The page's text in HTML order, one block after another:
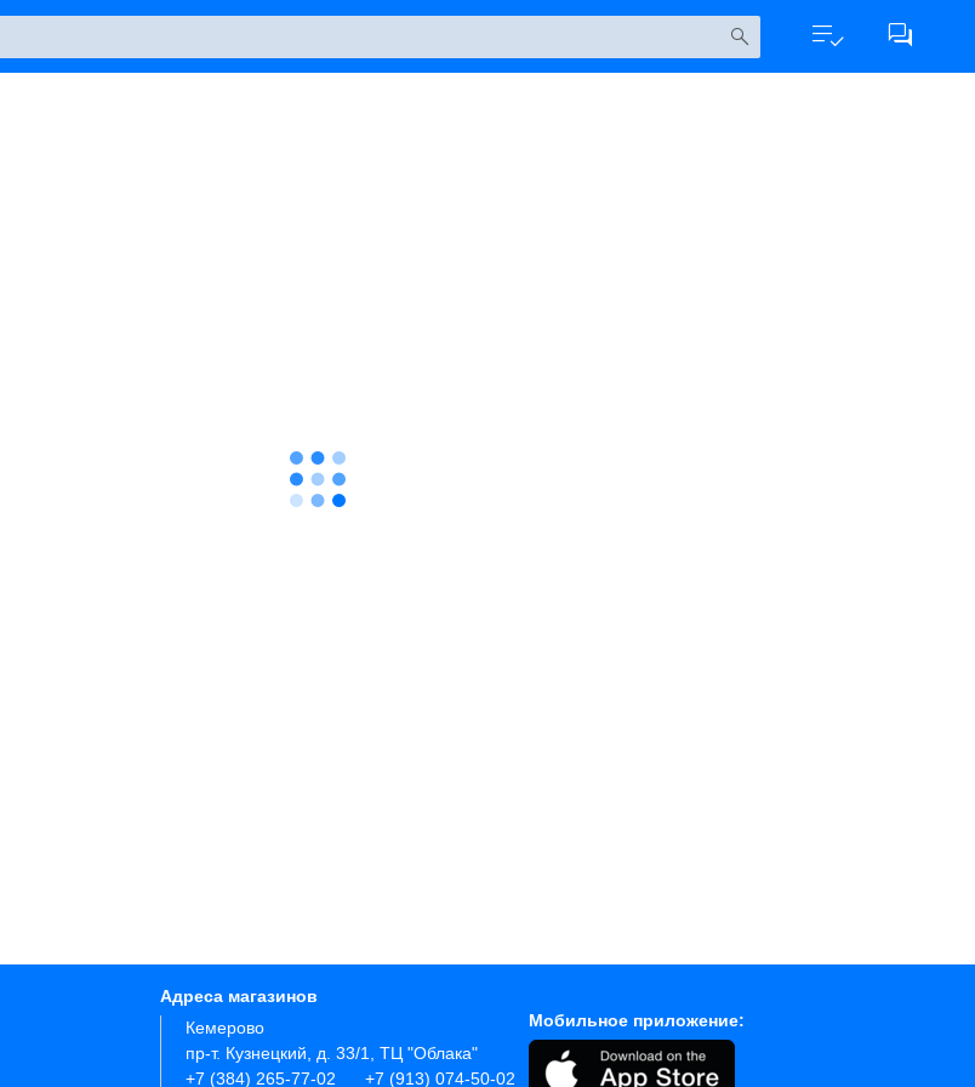
Адреса магазинов
Кемерово
пр-т. Кузнецкий, д. 33/1, ТЦ "Облака"
+7 (384) 265-77-02
+7 (913) 074-50-02
Мобильное приложение: